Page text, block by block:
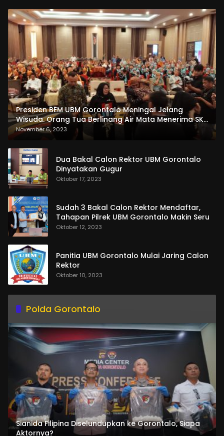
Presiden BEM UBM Gorontalo Meningal Jelang
Wisuda. Orang Tua Berlinang Air Mata Menerima SKL
dan Pemasangan Salempang
November 6, 2023
Dua Bakal Calon Rektor UBM Gorontalo
Dinyatakan Gugur
Oktober 17, 2023
Sudah 3 Bakal Calon Rektor Mendaftar,
Tahapan Pilrek UBM Gorontalo Makin Seru
Oktober 12, 2023
Panitia UBM Gorontalo Mulai Jaring Calon
Rektor
Oktober 10, 2023
Polda Gorontalo
Sianida Filipina Diselundupkan ke Gorontalo, Siapa
Aktornya?